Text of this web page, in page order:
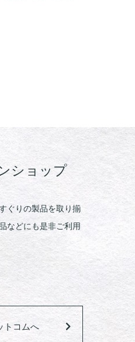
ショップ
ぐりの製品を取り揃
などにも是非ご利用
トコムへ